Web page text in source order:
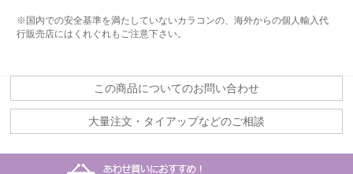
※国内での安全基準を満たしていないカラコンの、海外からの個人輸入代
行販売店にはくれぐれもご注意下さい。
この商品についてのお問い合わせ
大量注文・タイアップなどのご相談